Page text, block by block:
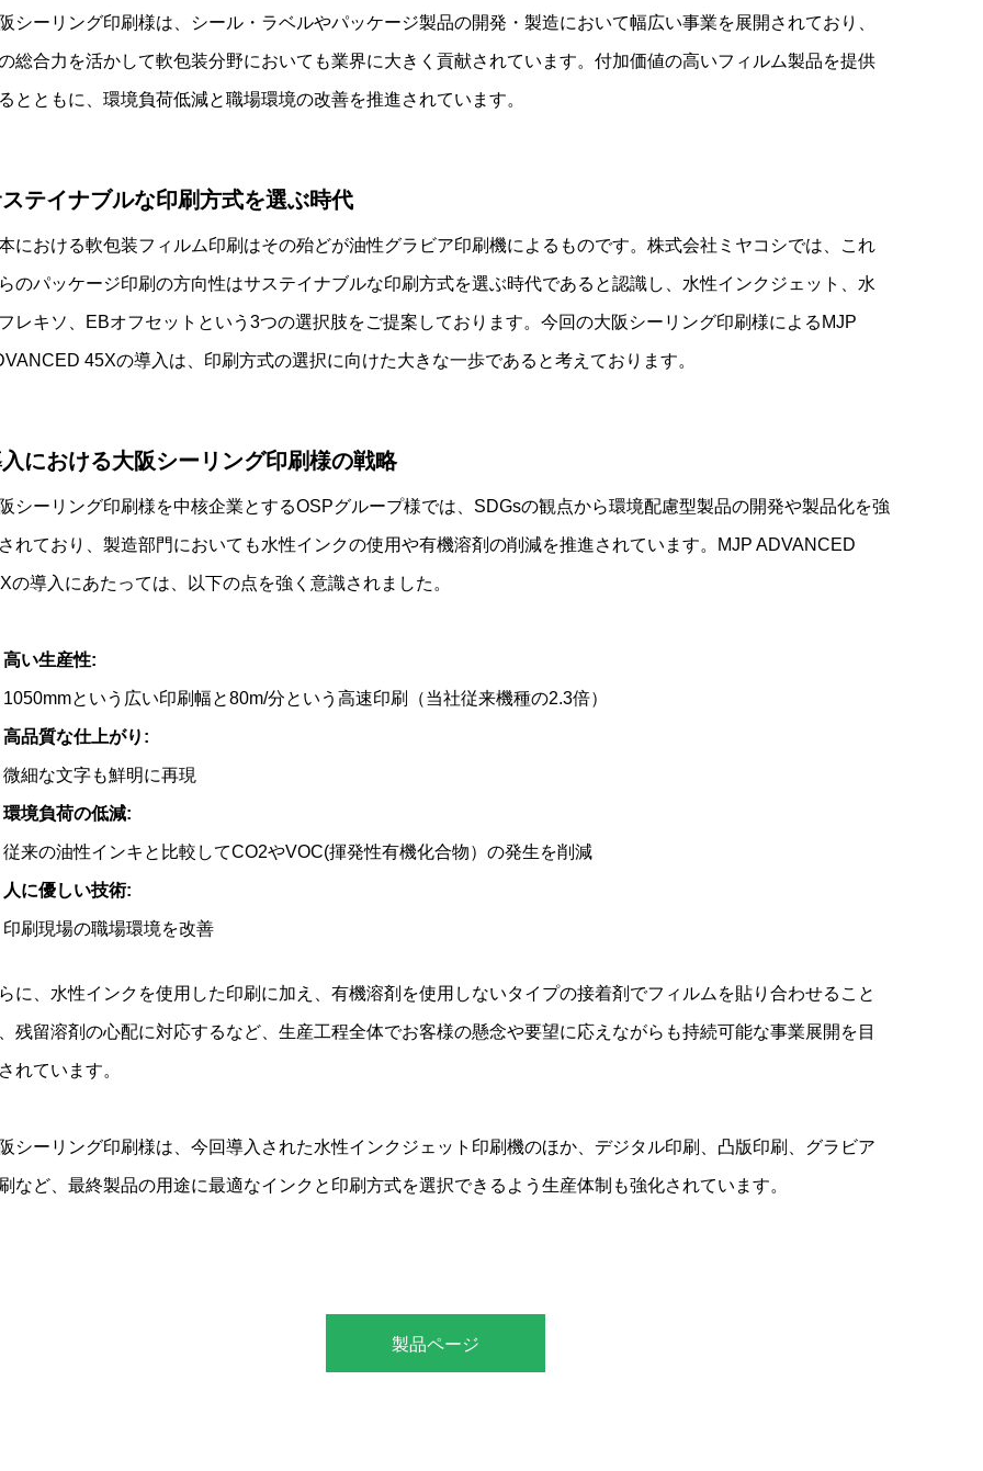
シーリング印刷様は、シール・ラベルやパッケージ製品の開発・製造において幅広い事業を展開されており、
総合力を活かして軟包装分野においても業界に大きく貢献されています。付加価値の高いフィルム製品を提供
とともに、環境負荷低減と職場環境の改善を推進されています。
テイナブルな印刷方式を選ぶ時代
における軟包装フィルム印刷はその殆どが油性グラビア印刷機によるものです。株式会社ミヤコシでは、これ
のパッケージ印刷の方向性はサステイナブルな印刷方式を選ぶ時代であると認識し、水性インクジェット、水
レキソ、EBオフセットという3つの選択肢をご提案しております。今回の大阪シーリング印刷様によるMJP
45Xの導入は、印刷方式の選択に向けた大きな一歩であると考えております。
における大阪シーリング印刷様の戦略
シーリング印刷様を中核企業とするOSPグループ様では、SDGsの観点から環境配慮型製品の開発や製品化を強
れており、製造部門においても水性インクの使用や有機溶剤の削減を推進されています。MJP ADVANCED
の導入にあたっては、以下の点を強く意識されました。
高い生産性:
1050mmという広い印刷幅と80m/分という高速印刷（当社従来機種の2.3倍）
高品質な仕上がり:
微細な文字も鮮明に再現
環境負荷の低減:
従来の油性インキと比較してCO2やVOC(揮発性有機化合物）の発生を削減
人に優しい技術:
印刷現場の職場環境を改善
に、水性インクを使用した印刷に加え、有機溶剤を使用しないタイプの接着剤でフィルムを貼り合わせること
残留溶剤の心配に対応するなど、生産工程全体でお客様の懸念や要望に応えながらも持続可能な事業展開を目
れています。
シーリング印刷様は、今回導入された水性インクジェット印刷機のほか、デジタル印刷、凸版印刷、グラビア
など、最終製品の用途に最適なインクと印刷方式を選択できるよう生産体制も強化されています。
製品ページ